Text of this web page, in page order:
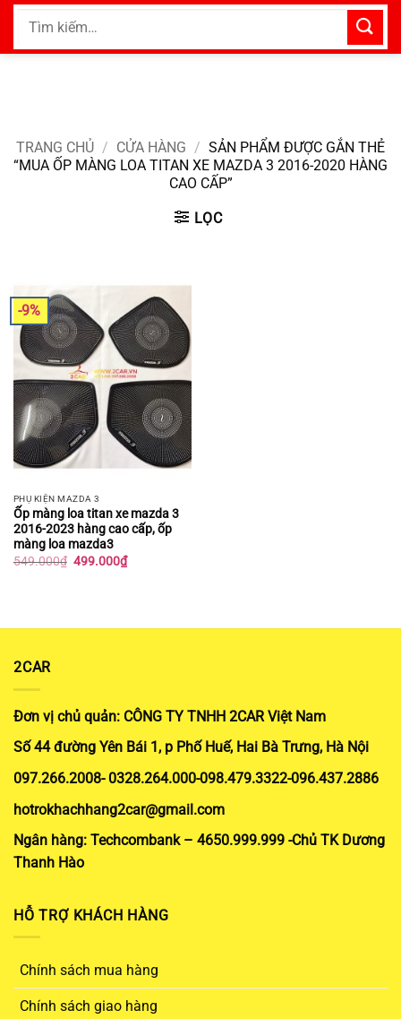
Bỏ
nội
Tìm
TRANG CHỦ / CỬA HÀNG / SẢN PHẨM ĐƯỢC GẮN THẺ
“MUA ỐP MÀNG LOA TITAN XE MAZDA 3 2016-2020 HÀNG
CAO CẤP”
LỌC
-9%
PHỤ KIỆN MAZDA 3
Ốp màng loa titan xe mazda 3
2016-2023 hàng cao cấp, ốp
màng loa mazda3
549.000₫ Giá
499.000₫Giá
hiện
2CAR
Đơn vị chủ quản: CÔNG TY TNHH 2CAR Việt Nam
Số 44 đường Yên Bái 1, p Phố Huế, Hai Bà Trưng, Hà Nội
097.266.2008- 0328.264.000-098.479.3322-096.437.2886
hotrokhachhang2car@gmail.com
Ngân hàng: Techcombank – 4650.999.999 -Chủ TK Dương
Thanh Hào
HỖ TRỢ KHÁCH HÀNG
Chính sách mua hàng
Chính sách giao hàng